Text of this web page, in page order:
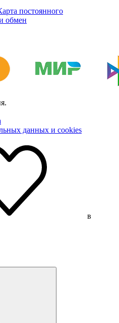
постоянного
обмен
данных и cookies
в